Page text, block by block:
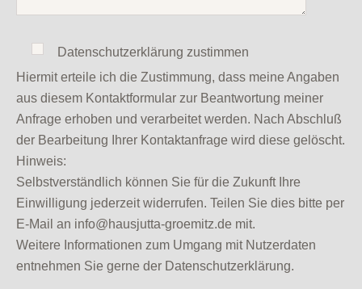
Datenschutzerklärung zustimmen
Hiermit erteile ich die Zustimmung, dass meine Angaben
aus diesem Kontaktformular zur Beantwortung meiner
Anfrage erhoben und verarbeitet werden. Nach Abschluß
der Bearbeitung Ihrer Kontaktanfrage wird diese gelöscht.
Hinweis:
Selbstverständlich können Sie für die Zukunft Ihre
Einwilligung jederzeit widerrufen. Teilen Sie dies bitte per
E-Mail an info@hausjutta-groemitz.de mit.
Weitere Informationen zum Umgang mit Nutzerdaten
entnehmen Sie gerne der Datenschutzerklärung.